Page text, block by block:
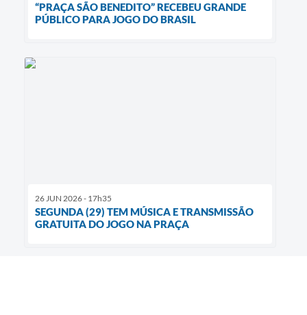
“PRAÇA SÃO BENEDITO” RECEBEU GRANDE
PÚBLICO PARA JOGO DO BRASIL
26 JUN 2026 - 17h35
SEGUNDA (29) TEM MÚSICA E TRANSMISSÃO
GRATUITA DO JOGO NA PRAÇA